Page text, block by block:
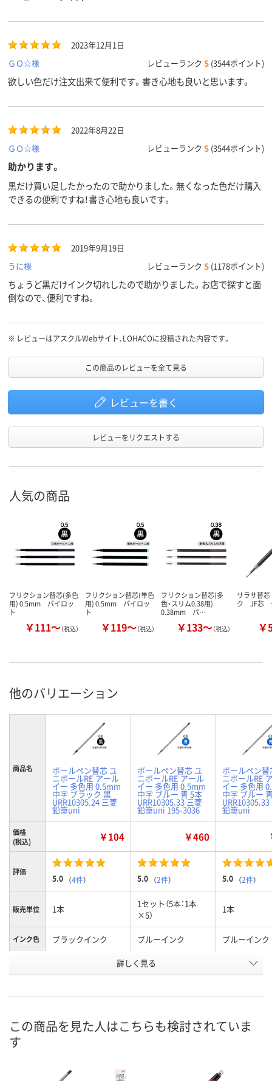
2023年12月1日
ＧＯ☆様
レビューランク S (3544ポイント)
欲しい色だけ注文出来て便利です。書き心地も良いと思います。
2022年8月22日
ＧＯ☆様
レビューランク S (3544ポイント)
助かります。
黒だけ買い足したかったので助かりました。無くなった色だけ購入
できるの便利ですね！書き心地も良いです。
2019年9月19日
うに様
レビューランク S (1178ポイント)
ちょうど黒だけインク切れしたので助かりました。お店で探すと面
倒なので、便利ですね。
※ レビューはアスクルWebサイト、LOHACOに投稿された内容です。
この商品のレビューを全て見る
レビューを書く
レビューをリクエストする
人気の商品
フリクション替芯(多色
用) 0.5mm パイロッ
ト
￥111～（税込）
フリクション替芯(単色
用) 0.5mm パイロッ
ト
￥119～（税込）
フリクション替芯(多
色・スリム0.38用)
0.38mm パ…
￥133～（税込）
サラサ替
ク JF芯
￥
他のバリエーション
商品名 ボールペン替芯 ユ
ニボールRE アール
イー 多色用 0.5mm
中字 ブラック 黒
URR10305.24 三菱
鉛筆uni
ボールペン替芯 ユ
ニボールRE アール
イー 多色用 0.5mm
中字 ブルー 青 5本
URR10305.33 三菱
鉛筆uni 195-3036
ボールペン替
ニボールRE
イー 多色用
中字 ブルー
鉛筆uni
価格
(税込)
￥104 ￥460
評価
5.0 （4件） 5.0 （2件） 5.0 （2件）
販売単位 1本
1セット（5本：1本
×5）
1本
インク色 ブラックインク ブルーインク ブルーインク
P238068 P218222
8月11日（火）
詳しく見る
この商品を見た人はこちらも検討されていま
す